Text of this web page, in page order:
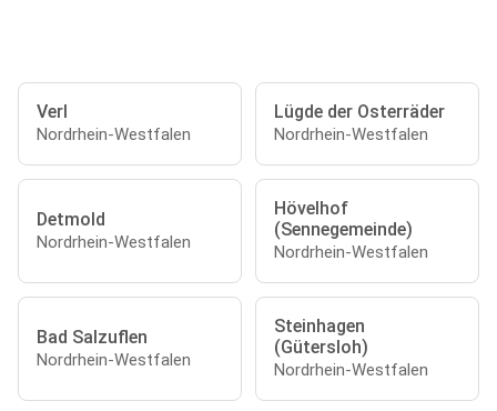
Verl
Nordrhein-Westfalen
Lügde der Osterräder
Nordrhein-Westfalen
Detmold
Nordrhein-Westfalen
Hövelhof
(Sennegemeinde)
Nordrhein-Westfalen
Bad Salzuflen
Nordrhein-Westfalen
Steinhagen
(Gütersloh)
Nordrhein-Westfalen